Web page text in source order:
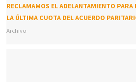
RECLAMAMOS EL ADELANTAMIENTO PARA
LA ÚLTIMA CUOTA DEL ACUERDO
Archivo